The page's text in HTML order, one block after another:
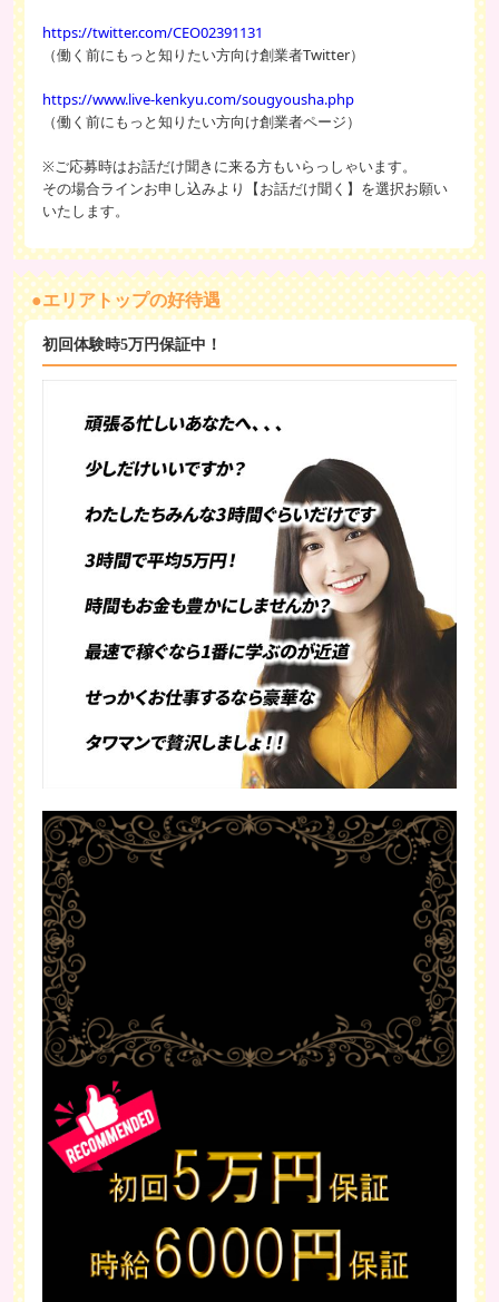
https://twitter.com/CEO02391131
（働く前にもっと知りたい方向け創業者Twitter）
https://www.live-kenkyu.com/sougyousha.php
（働く前にもっと知りたい方向け創業者ページ）
※ご応募時はお話だけ聞きに来る方もいらっしゃいます。
その場合ラインお申し込みより【お話だけ聞く】を選択お願い
いたします。
●エリアトップの好待遇
初回体験時5万円保証中！